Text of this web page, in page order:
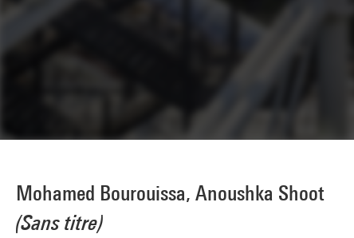
Mohamed Bourouissa, Anoushka Shoot
(Sans titre)